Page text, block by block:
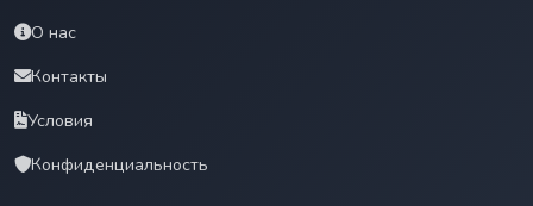
О нас
Контакты
Условия
Конфиденциальность